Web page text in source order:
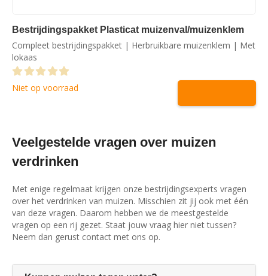
Bestrijdingspakket Plasticat muizenval/muizenklem
Compleet bestrijdingspakket | Herbruikbare muizenklem | Met
lokaas
0out of 5
Niet op voorraad
Veelgestelde vragen over muizen
verdrinken
Met enige regelmaat krijgen onze bestrijdingsexperts vragen
over het verdrinken van muizen. Misschien zit jij ook met één
van deze vragen. Daarom hebben we de meestgestelde
vragen op een rij gezet. Staat jouw vraag hier niet tussen?
Neem dan gerust contact met ons op.